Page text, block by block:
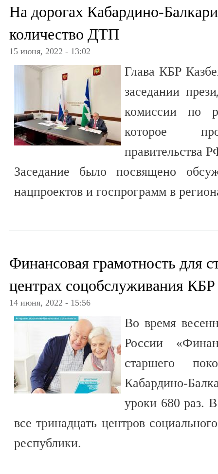
На дорогах Кабардино-
количество ДТП
15 июня, 2022 - 13:02
Глава КБР
заседании
комиссии по
которое
правительства
Заседание было посвящено
нацпроектов и госпрограмм в
Финансовая грамотность для
центрах соцобслуживания КБР
14 июня, 2022 - 15:56
Во время
России
старшего
Кабардино-
уроки 680 раз.
все тринадцать центров
республики.